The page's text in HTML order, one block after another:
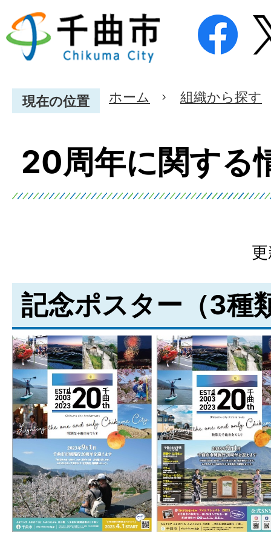
現在の位置 ホーム 組織から探す
20周年に関する
記念ポスター（3種